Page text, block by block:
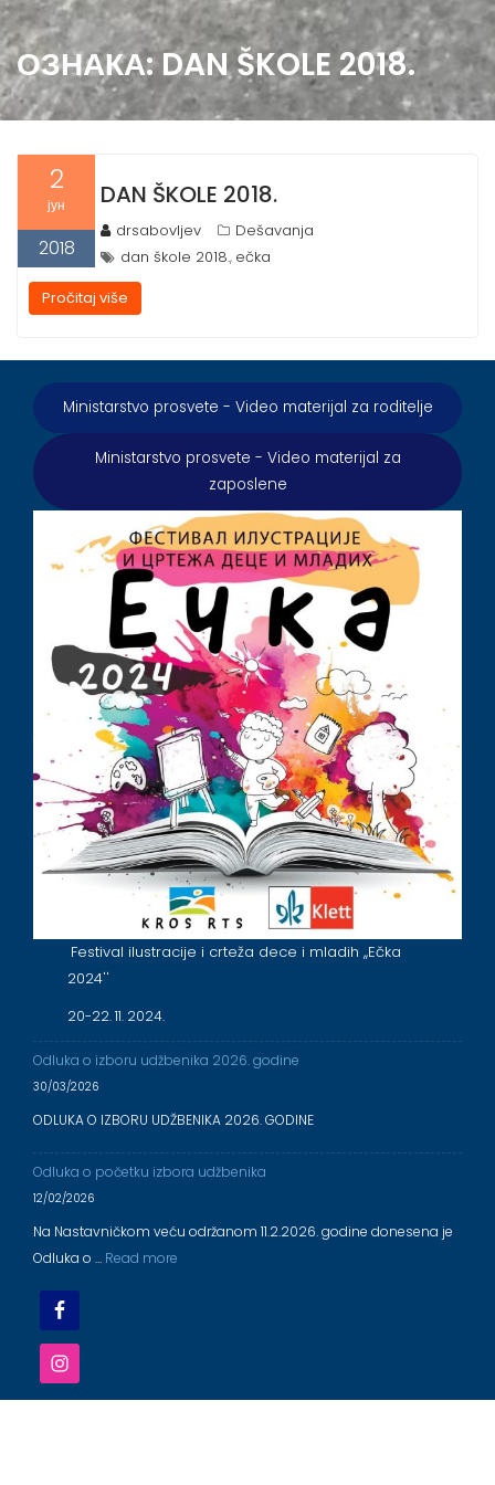
ОЗНАКА:DAN ŠKOLE 2018.
2
јун
2018
DAN ŠKOLE 2018.
drsabovljev
Dešavanja
dan škole 2018., ečka
Pročitaj više
Ministarstvo prosvete - Video materijal za roditelje
Ministarstvo prosvete - Video materijal za
zaposlene
Festival ilustracije i crteža dece i mladih ,,Ečka
2024''
20-22. 11. 2024.
Odluka o izboru udžbenika 2026. godine
30/03/2026
ODLUKA O IZBORU UDŽBENIKA 2026. GODINE
Odluka o početku izbora udžbenika
12/02/2026
Na Nastavničkom veću održanom 11.2.2026. godine donesena je
Odluka o … Read more